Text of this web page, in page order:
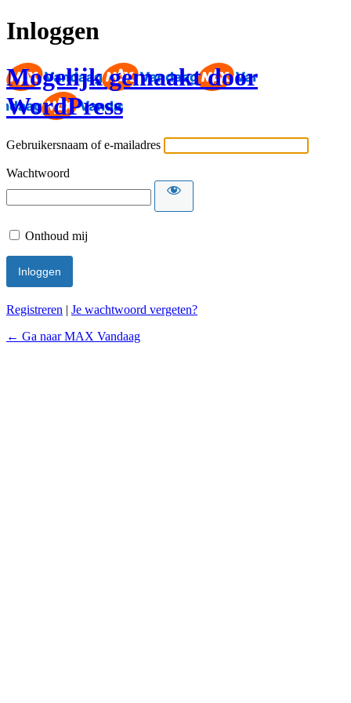
Inloggen
Mogelijk gemaakt door
WordPress
Gebruikersnaam of e-mailadres
Wachtwoord
Onthoud mij
Registreren | Je wachtwoord vergeten?
← Ga naar MAX Vandaag